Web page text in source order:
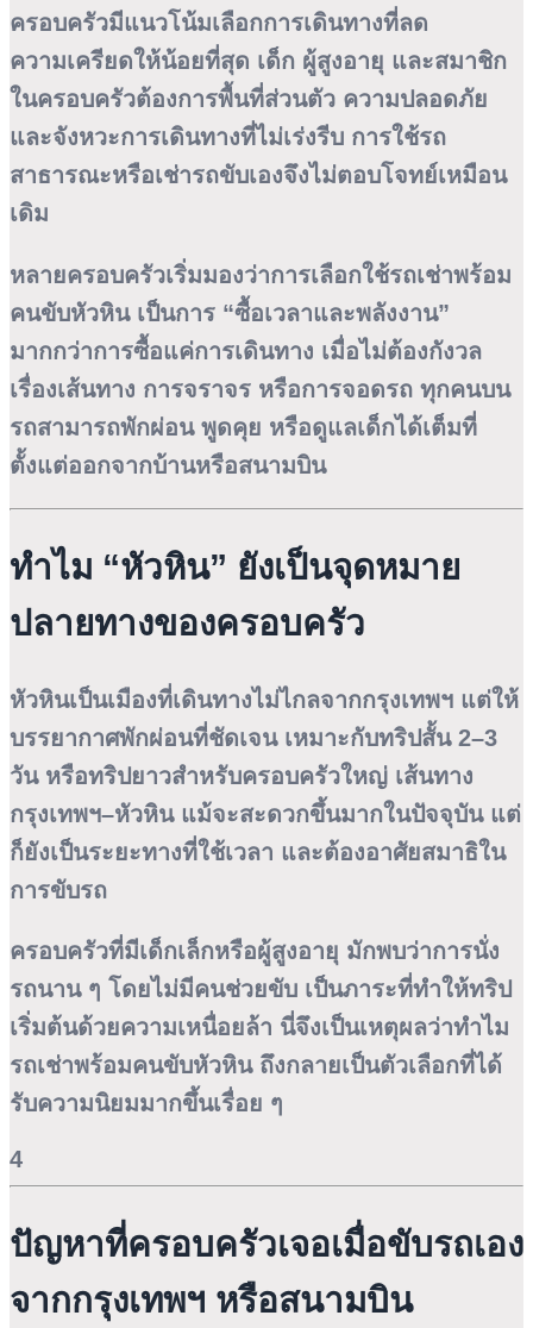
ครอบครัวมีแนวโน้มเลือกการเดินทางที่ลด
ความเครียดให้น้อยที่สุด เด็ก ผู้สูงอายุ และสมาชิก
ในครอบครัวต้องการพื้นที่ส่วนตัว ความปลอดภัย
และจังหวะการเดินทางที่ไม่เร่งรีบ การใช้รถ
สาธารณะหรือเช่ารถขับเองจึงไม่ตอบโจทย์เหมือน
เดิม
หลายครอบครัวเริ่มมองว่าการเลือกใช้รถเช่าพร้อม
คนขับหัวหิน เป็นการ “ซื้อเวลาและพลังงาน”
มากกว่าการซื้อแค่การเดินทาง เมื่อไม่ต้องกังวล
เรื่องเส้นทาง การจราจร หรือการจอดรถ ทุกคนบน
รถสามารถพักผ่อน พูดคุย หรือดูแลเด็กได้เต็มที่
ตั้งแต่ออกจากบ้านหรือสนามบิน
ทำไม “หัวหิน” ยังเป็นจุดหมาย
ปลายทางของครอบครัว
หัวหินเป็นเมืองที่เดินทางไม่ไกลจากกรุงเทพฯ แต่ให้
บรรยากาศพักผ่อนที่ชัดเจน เหมาะกับทริปสั้น 2–3
วัน หรือทริปยาวสำหรับครอบครัวใหญ่ เส้นทาง
กรุงเทพฯ–หัวหิน แม้จะสะดวกขึ้นมากในปัจจุบัน แต่
ก็ยังเป็นระยะทางที่ใช้เวลา และต้องอาศัยสมาธิใน
การขับรถ
ครอบครัวที่มีเด็กเล็กหรือผู้สูงอายุ มักพบว่าการนั่ง
รถนาน ๆ โดยไม่มีคนช่วยขับ เป็นภาระที่ทำให้ทริป
เริ่มต้นด้วยความเหนื่อยล้า นี่จึงเป็นเหตุผลว่าทำไม
รถเช่าพร้อมคนขับหัวหิน ถึงกลายเป็นตัวเลือกที่ได้
รับความนิยมมากขึ้นเรื่อย ๆ
4
ปัญหาที่ครอบครัวเจอเมื่อขับรถเอง
จากกรุงเทพฯ หรือสนามบิน